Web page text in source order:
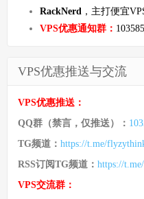
RackNerd ，主打便宜
VPS优惠通知群：
VPS优惠推送与交流
VPS优惠推送：
QQ群（禁言，仅推送）：
TG频道： https://t.me/
RSS订阅TG频道： https://
VPS交流群：